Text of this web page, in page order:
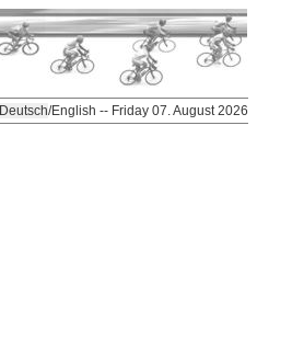
Deutsch/English -- Friday 07. August 2026